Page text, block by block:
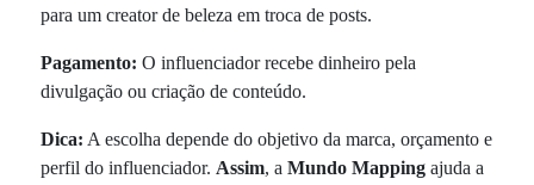
para um creator de beleza em troca de posts.
Pagamento: O influenciador recebe dinheiro pela
divulgação ou criação de conteúdo.
Dica: A escolha depende do objetivo da marca, orçamento e
perfil do influenciador. Assim, aMundo Mapping ajuda a